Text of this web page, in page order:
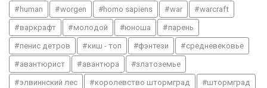
human worgen homo sapiens war warcraft
варкрафт молодой юноша парень
пенис детров киш - топ фэнтези средневековье
авантюрист авантюра златоземье
элвиннский лес королевство штормград штормград